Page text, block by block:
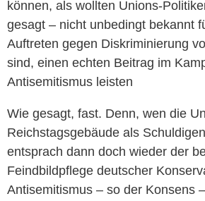
können, als wollten Unions-
gesagt – nicht unbedingt bekannt
Auftreten gegen Diskriminierung
sind, einen echten Beitrag im
Antisemitismus leisten
Wie gesagt, fast. Denn, wen die
Reichstagsgebäude als
entsprach dann doch wieder der
Feindbildpflege deutscher
Antisemitismus – so der Konsens